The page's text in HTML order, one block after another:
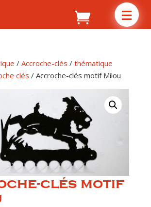
/ Accroche-clés / thématique
clés / Accroche-clés motif Milou
clés motif